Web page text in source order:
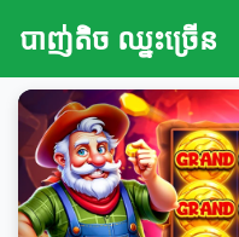
បាញ់តិច ឈ្នះច្រើន